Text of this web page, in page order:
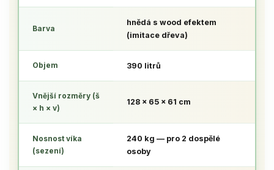
Barva
hnědá s wood efektem
(imitace dřeva)
Objem 390 litrů
Vnější rozměry (š
× h × v)
128 × 65 × 61 cm
Nosnost víka
(sezení)
240 kg — pro 2 dospělé
osoby